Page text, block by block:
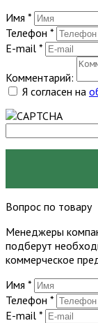
Имя *
Телефон *
E-mail *
Комментарий:
Я согласен на
Вопрос по товару
Менеджеры
подберут
коммерческое
Имя *
Телефон *
E-mail *